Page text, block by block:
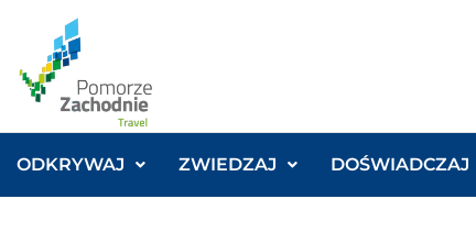
ODKRYWAJ ZWIEDZAJ DOŚWIADCZAJ